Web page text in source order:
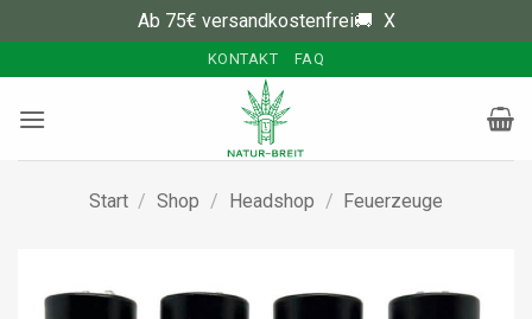
Ab 75€ versandkostenfrei🚚 X
Inhalt
springen
KONTAKT FAQ
Start / Shop / Headshop / Feuerzeuge